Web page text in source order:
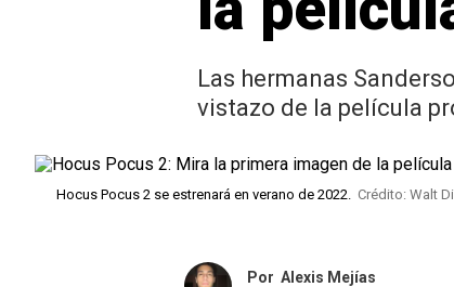
Las hermanas
vistazo de la película
Hocus Pocus 2 se estrenará en verano de 2022. Crédito: Walt
Por Alexis Mejías